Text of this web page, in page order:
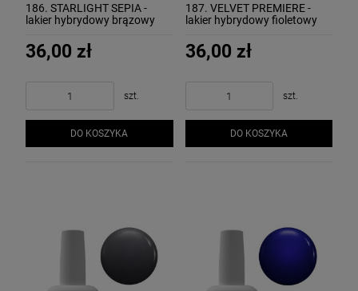
186. STARLIGHT SEPIA -
lakier hybrydowy brązowy
36,00 zł
szt.
DO KOSZYKA
187. VELVET PREMIERE -
lakier hybrydowy fioletowy
36,00 zł
szt.
DO KOSZYKA